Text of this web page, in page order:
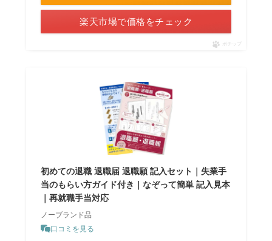
楽天市場で価格をチェック
ポチップ
初めての退職 退職届 退職願 記入セット｜失業手
当のもらい方ガイド付き｜なぞって簡単 記入見本
｜再就職手当対応
ノーブランド品
口コミを見る